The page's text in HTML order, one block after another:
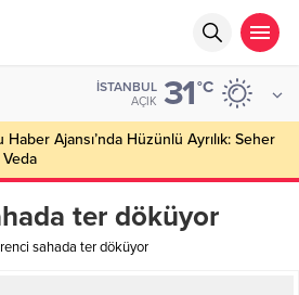
İSTANBUL
AÇIK 31°C
Haber Ajansı’nda Hüzünlü Ayrılık: Seher
Veda
ter döküyor
sahada ter döküyor